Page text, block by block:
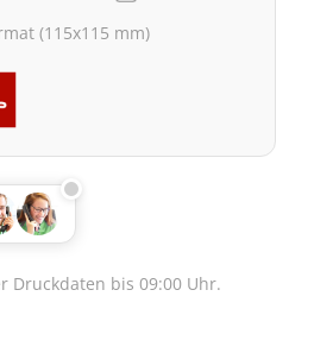
(115x115 mm)
bis 09:00 Uhr.